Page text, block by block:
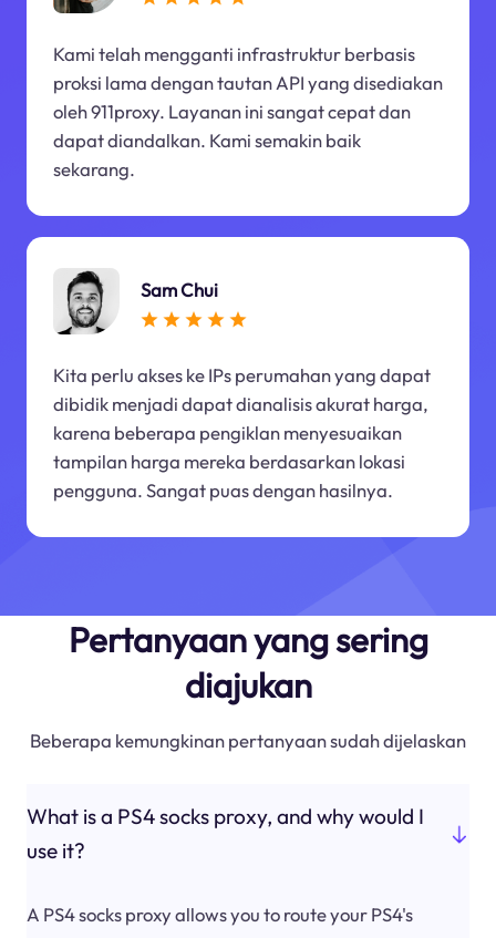
Kami telah mengganti infrastruktur berbasis
proksi lama dengan tautan API yang disediakan
oleh 911proxy. Layanan ini sangat cepat dan
dapat diandalkan. Kami semakin baik
sekarang.
Sam Chui
Kita perlu akses ke IPs perumahan yang dapat
dibidik menjadi dapat dianalisis akurat harga,
karena beberapa pengiklan menyesuaikan
tampilan harga mereka berdasarkan lokasi
pengguna. Sangat puas dengan hasilnya.
Pertanyaan yang sering
diajukan
Beberapa kemungkinan pertanyaan sudah dijelaskan
What is a PS4 socks proxy, and why would I
use it?
A PS4 socks proxy allows you to route your PS4's